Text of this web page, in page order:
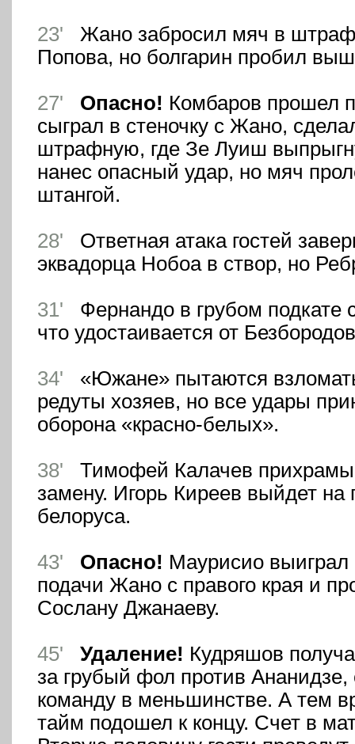
23' Жано забросил мяч в
Попова, но болгарин пробил
27' Опасно! Комбаров прошел
сыграл в стеночку с Жано,
штрафную, где Зе Луиш
нанес опасный удар, но мяч
штангой.
28' Ответная атака гостей
эквадорца Нобоа в створ, но
31' Фернандо в грубом подкате
что удостаивается от
34' «Южане» пытаются
редуты хозяев, но все удары
оборона «красно-белых».
38' Тимофей Калачев
замену. Игорь Киреев выйдет на
белоруса.
43' Опасно! Маурисио выиграл
подачи Жано с правого края и
Сослану Джанаеву.
45' Удаление! Кудряшов
за грубый фол против Ананидзе,
команду в меньшинстве. А тем
тайм подошел к концу. Счет в